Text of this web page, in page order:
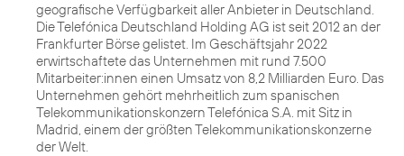
geografische Verfügbarkeit aller Anbieter in Deutschland.
Die Telefónica Deutschland Holding AG ist seit 2012 an der
Frankfurter Börse gelistet. Im Geschäftsjahr 2022
erwirtschaftete das Unternehmen mit rund 7.500
Mitarbeiter:innen einen Umsatz von 8,2 Milliarden Euro. Das
Unternehmen gehört mehrheitlich zum spanischen
Telekommunikationskonzern Telefónica S.A. mit Sitz in
Madrid, einem der größten Telekommunikationskonzerne
der Welt.